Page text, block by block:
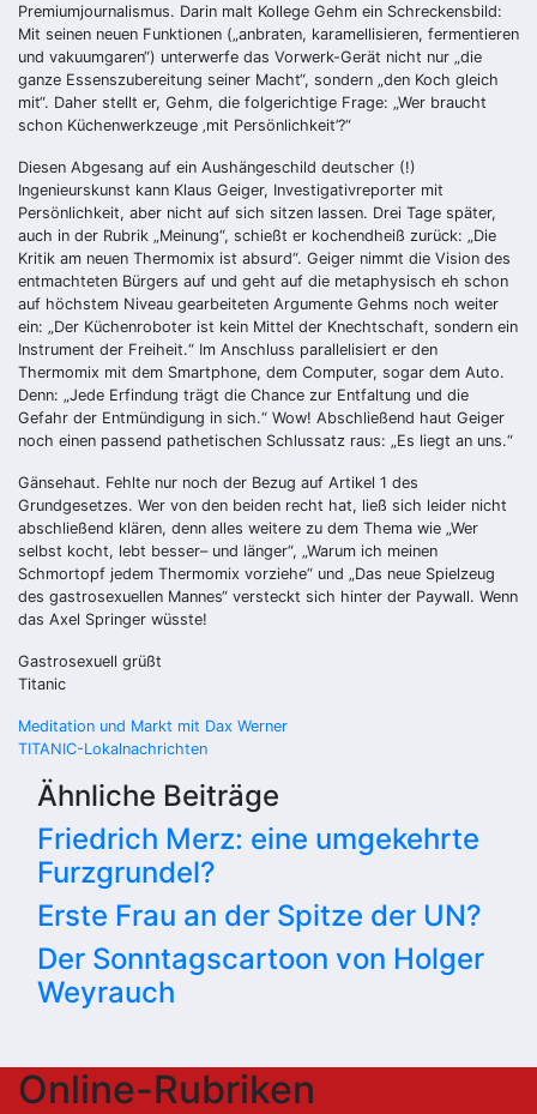
Premiumjournalismus. Darin malt Kollege Gehm ein Schreckensbild:
Mit seinen neuen Funktionen („anbraten, karamellisieren, fermentieren
und vakuumgaren“) unterwerfe das Vorwerk-Gerät nicht nur „die
ganze Essenszubereitung seiner Macht“, sondern „den Koch gleich
mit“. Daher stellt er, Gehm, die folgerichtige Frage: „Wer braucht
schon Küchenwerkzeuge ‚mit Persönlichkeit’?“
Diesen Abgesang auf ein Aushängeschild deutscher (!)
Ingenieurskunst kann Klaus Geiger, Investigativreporter mit
Persönlichkeit, aber nicht auf sich sitzen lassen. Drei Tage später,
auch in der Rubrik „Meinung“, schießt er kochendheiß zurück: „Die
Kritik am neuen Thermomix ist absurd“. Geiger nimmt die Vision des
entmachteten Bürgers auf und geht auf die metaphysisch eh schon
auf höchstem Niveau gearbeiteten Argumente Gehms noch weiter
ein: „Der Küchenroboter ist kein Mittel der Knechtschaft, sondern ein
Instrument der Freiheit.“ Im Anschluss parallelisiert er den
Thermomix mit dem Smartphone, dem Computer, sogar dem Auto.
Denn: „Jede Erfindung trägt die Chance zur Entfaltung und die
Gefahr der Entmündigung in sich.“ Wow! Abschließend haut Geiger
noch einen passend pathetischen Schlussatz raus: „Es liegt an uns.“
Gänsehaut. Fehlte nur noch der Bezug auf Artikel 1 des
Grundgesetzes. Wer von den beiden recht hat, ließ sich leider nicht
abschließend klären, denn alles weitere zu dem Thema wie „Wer
selbst kocht, lebt besser– und länger“, „Warum ich meinen
Schmortopf jedem Thermomix vorziehe“ und „Das neue Spielzeug
des gastrosexuellen Mannes“ versteckt sich hinter der Paywall. Wenn
das Axel Springer wüsste!
Gastrosexuell grüßt
Titanic
Beitragsnavigation
Meditation und Markt mit Dax Werner
TITANIC-Lokalnachrichten
Ähnliche Beiträge
Friedrich Merz: eine umgekehrte
Furzgrundel?
Erste Frau an der Spitze der UN?
Der Sonntagscartoon von Holger
Weyrauch
Online-Rubriken